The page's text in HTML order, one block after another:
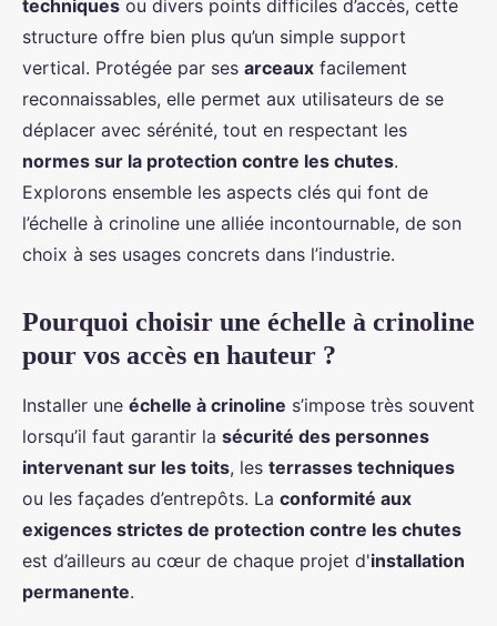
techniques ou divers points difficiles d’accès, cette
structure offre bien plus qu’un simple support
vertical. Protégée par ses arceaux facilement
reconnaissables, elle permet aux utilisateurs de se
déplacer avec sérénité, tout en respectant les
normes sur la protection contre les chutes.
Explorons ensemble les aspects clés qui font de
l’échelle à crinoline une alliée incontournable, de son
choix à ses usages concrets dans l’industrie.
Pourquoi choisir une échelle à crinoline
pour vos accès en hauteur ?
Installer une échelle à crinoline s’impose très souvent
lorsqu’il faut garantir la sécurité des personnes
intervenant sur les toits, les terrasses techniques
ou les façades d’entrepôts. La conformité aux
exigences strictes de protection contre les chutes
est d’ailleurs au cœur de chaque projet d'installation
permanente.